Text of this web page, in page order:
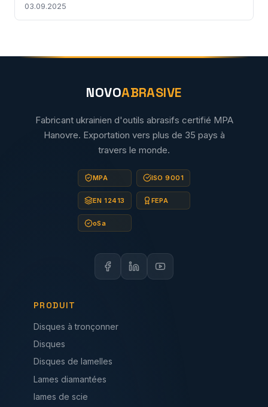
03.09.2025
NOVOABRASIVE
Fabricant ukrainien d'outils abrasifs certifié MPA
Hanovre. Exportation vers plus de 35 pays à
travers le monde.
MPA ISO 9001
EN 12413 FEPA
oSa
PRODUIT
Disques à tronçonner
Disques
Disques de lamelles
Lames diamantées
lames de scie